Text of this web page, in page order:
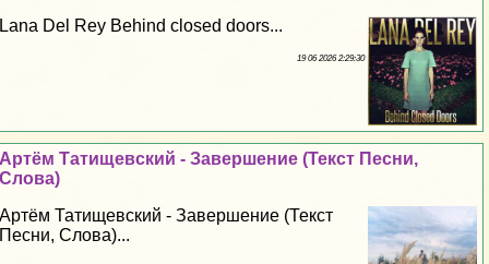
Lana Del Rey Behind closed doors...
19 06 2026 2:29:30
Артём Татищевский - Завершение (Текст Песни,
Слова)
Артём Татищевский - Завершение (Текст
Песни, Слова)...